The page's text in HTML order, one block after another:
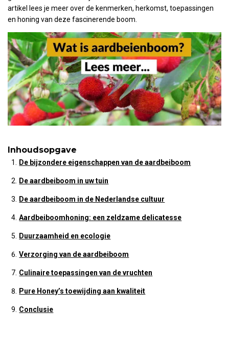
artikel lees je meer over de kenmerken, herkomst, toepassingen
en honing van deze fascinerende boom.
Inhoudsopgave
De bijzondere eigenschappen van de aardbeiboom
De aardbeiboom in uw tuin
De aardbeiboom in de Nederlandse cultuur
Aardbeiboomhoning: een zeldzame delicatesse
Duurzaamheid en ecologie
Verzorging van de aardbeiboom
Culinaire toepassingen van de vruchten
Pure Honey’s toewijding aan kwaliteit
Conclusie